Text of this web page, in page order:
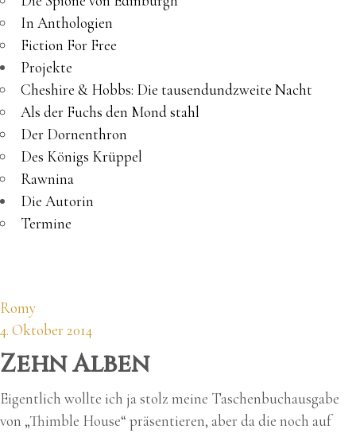
In Anthologien
Fiction For Free
Projekte
Cheshire & Hobbs: Die tausendundzweite Nacht
Als der Fuchs den Mond stahl
Der Dornenthron
Des Königs Krüppel
Rawnina
Die Autorin
Termine
Romy
4. Oktober 2014
Zehn Alben
Eigentlich wollte ich ja stolz meine Taschenbuchausgabe
von „Thimble House“ präsentieren, aber da die noch auf